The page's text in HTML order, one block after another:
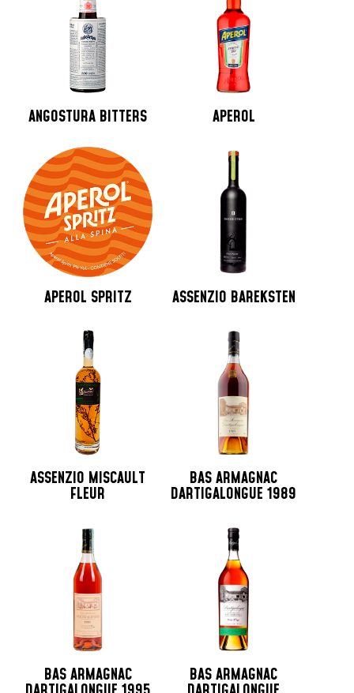
ANGOSTURA BITTERS APEROL
APEROL SPRITZ ASSENZIO BAREKSTEN
ASSENZIO MISCAULT
FLEUR
BAS ARMAGNAC
DARTIGALONGUE 1989
BAS ARMAGNAC BAS ARMAGNAC